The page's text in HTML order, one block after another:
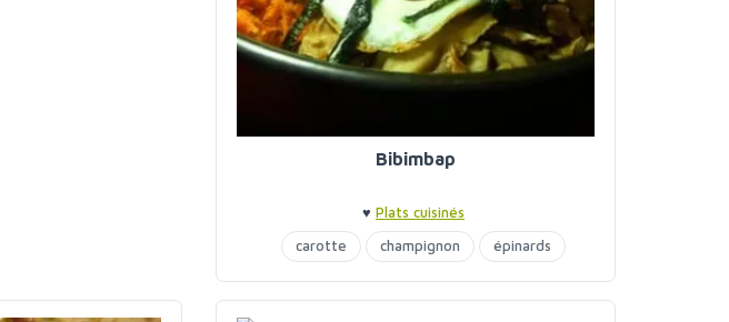
Bibimbap
♥ Plats cuisinés
carotte
champignon épinards
pomme de terre